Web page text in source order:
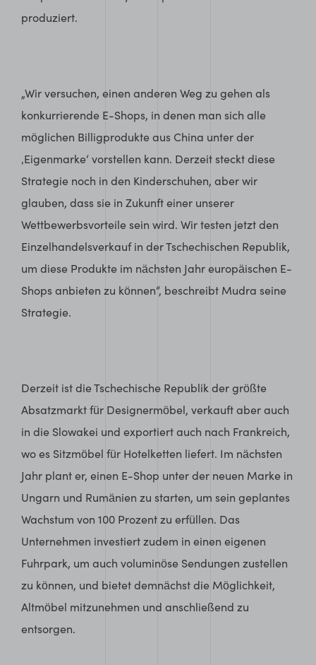
produziert.
„Wir versuchen, einen anderen Weg zu gehen als
konkurrierende E-Shops, in denen man sich alle
möglichen Billigprodukte aus China unter der
‚Eigenmarke‘ vorstellen kann. Derzeit steckt diese
Strategie noch in den Kinderschuhen, aber wir
glauben, dass sie in Zukunft einer unserer
Wettbewerbsvorteile sein wird. Wir testen jetzt den
Einzelhandelsverkauf in der Tschechischen Republik,
um diese Produkte im nächsten Jahr europäischen E-
Shops anbieten zu können“, beschreibt Mudra seine
Strategie.
Derzeit ist die Tschechische Republik der größte
Absatzmarkt für Designermöbel, verkauft aber auch
in die Slowakei und exportiert auch nach Frankreich,
wo es Sitzmöbel für Hotelketten liefert. Im nächsten
Jahr plant er, einen E-Shop unter der neuen Marke in
Ungarn und Rumänien zu starten, um sein geplantes
Wachstum von 100 Prozent zu erfüllen. Das
Unternehmen investiert zudem in einen eigenen
Fuhrpark, um auch voluminöse Sendungen zustellen
zu können, und bietet demnächst die Möglichkeit,
Altmöbel mitzunehmen und anschließend zu
entsorgen.